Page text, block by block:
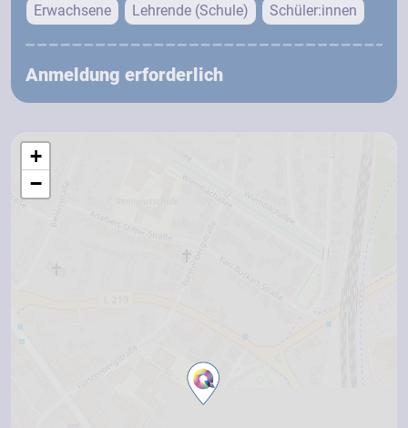
Erwachsene Lehrende (Schule) Schüler:innen
Anmeldung erforderlich
+
−